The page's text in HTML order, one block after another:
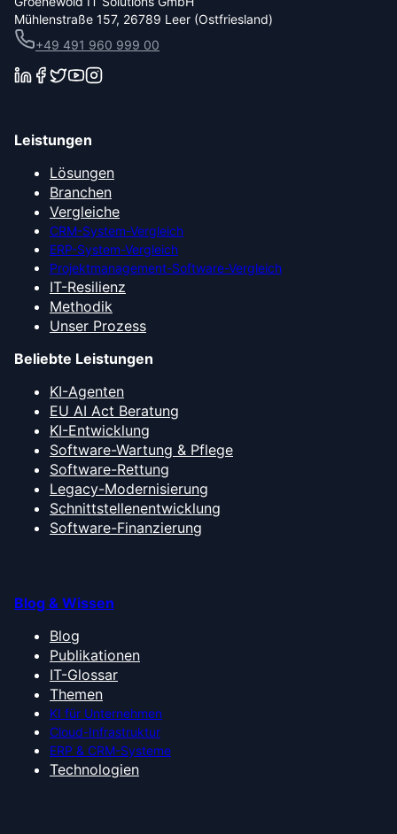
Mühlenstraße 157, 26789 Leer (Ostfriesland)
+49 491 960 999 00
Leistungen
Lösungen
Branchen
Vergleiche
CRM-System-Vergleich
ERP-System-Vergleich
Projektmanagement-Software-Vergleich
IT-Resilienz
Methodik
Unser Prozess
Beliebte Leistungen
KI-Agenten
EU AI Act Beratung
KI-Entwicklung
Software-Wartung & Pflege
Software-Rettung
Legacy-Modernisierung
Schnittstellenentwicklung
Software-Finanzierung
Blog & Wissen
Blog
Publikationen
IT-Glossar
Themen
KI für Unternehmen
Cloud-Infrastruktur
ERP & CRM-Systeme
Technologien